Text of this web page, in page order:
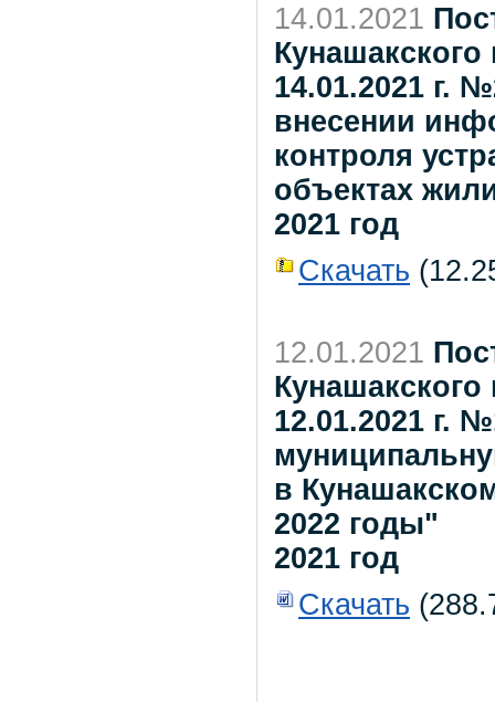
14.01.2021
14.01.2021 г.
внесении
контроля
объектах
2021 год
Скачать
12.01.2021
12.01.2021 г.
в
2022 годы"
2021 год
Скачать